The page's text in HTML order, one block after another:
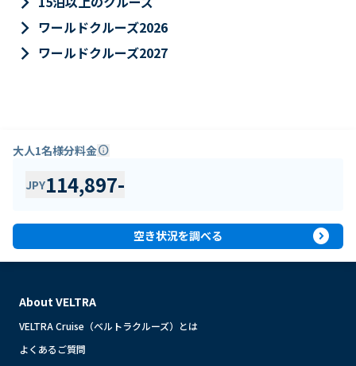
keyboard_arrow_right ワールドクルーズ2026
keyboard_arrow_right ワールドクルーズ2027
大人1名様分料金info
JPY114,897-
空き状況を調べる expand_circle_right
About VELTRA
VELTRA Cruise（ベルトラクルーズ）とは
よくあるご質問